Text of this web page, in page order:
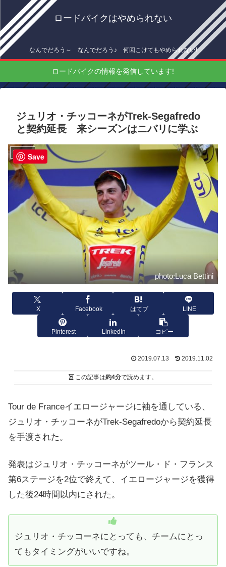
ロードバイクはやめられない
なんでだろう～ なんでだろう♪ 何回こけてもやめられない!
ロードバイクの情報を発信しています!
ジュリオ・チッコーネがTrek-Segafredo
と契約延長 来シーズンはニバリに学ぶ
海外情報
photo:Luca Bettini
X Facebook はてブ LINE
Pinterest LinkedIn コピー
2019.07.13 2019.11.02
この記事は約4分で読めます。
Tour de Franceイエロージャージに袖を通している、
ジュリオ・チッコーネがTrek-Segafredoから契約延長
を手渡された。
発表はジュリオ・チッコーネがツール・ド・フランス
第6ステージを2位で終えて、イエロージャージを獲得
した後24時間以内にされた。
ジュリオ・チッコーネにとっても、チームにとっ
てもタイミングがいいですね。
Save